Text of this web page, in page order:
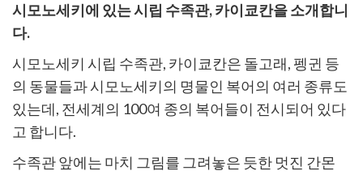
북 공 링
사
시모노세키에 있는 시립 수족관, 카이쿄칸을 소개합니
다.
시모노세키 시립 수족관, 카이쿄칸은 돌고래, 펭귄 등
의 동물들과 시모노세키의 명물인 복어의 여러 종류도
있는데, 전세계의 100여 종의 복어들이 전시되어 있다
고 합니다.
수족관 앞에는 마치 그림를 그려놓은 듯한 멋진 간몬